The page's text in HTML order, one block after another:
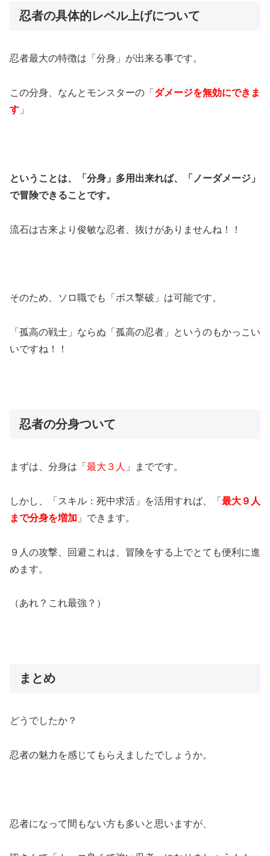
忍者の具体的レベル上げについて
忍者最大の特徴は「分身」が出来る事です。
この分身、なんとモンスターの「 ダメージを無効にできま
す 」
ということは、「分身」多用出来れば、「ノーダメージ」
で冒険できることです。
流石は古来より俊敏な忍者、抜けがありませんね！！
そのため、ソロ職でも「ボス撃破」は可能です。
「孤高の戦士」ならぬ「孤高の忍者」というのもかっこい
いですね！！
忍者の分身ついて
まずは、分身は「 最大３人 」までです。
しかし、「スキル：死中求活」を活用すれば、「 最大９人
まで分身を増加 」できます。
９人の攻撃、回避これは、冒険をする上でとても便利に進
めます。
（あれ？これ最強？）
まとめ
どうでしたか？
忍者の魅力を感じてもらえましたでしょうか。
忍者になって間もない方も多いと思いますが、